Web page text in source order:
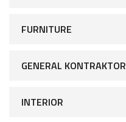
FURNITURE
GENERAL KONTRAKTOR
INTERIOR